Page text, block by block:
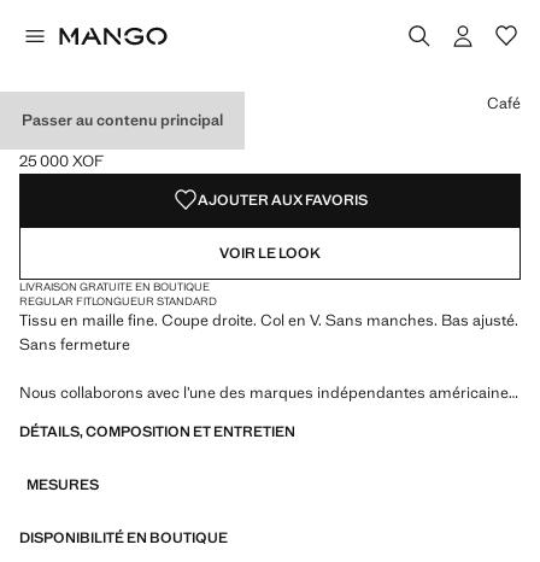
Passer au contenu principal
GILET MAILLE COL V
Prix actuel [25 000 XOF ]
25 000 XOF
Choisissez une couleur
Café
AJOUTER AUX FAVORIS
VOIR LE LOOK
LIVRAISON GRATUITE EN BOUTIQUE
REGULAR FITLONGUEUR STANDARD
Tissu en maille fine. Coupe droite. Col en V. Sans manches. Bas ajusté.
Sans fermeture
Nous collaborons avec l’une des marques indépendantes américaines
audacieuse, où praticité et esthétique coexistent en parfait équilibre.
marquées par le layering et une approche conceptuelle, qui célèbrent
lors d’occasions plus spéciales
DÉTAILS, COMPOSITION ET ENTRETIEN
MESURES
DISPONIBILITÉ EN BOUTIQUE